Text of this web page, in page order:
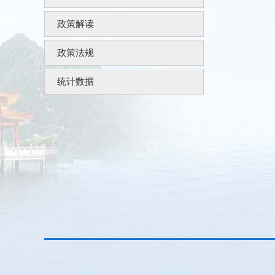
政策解读
政策法规
统计数据